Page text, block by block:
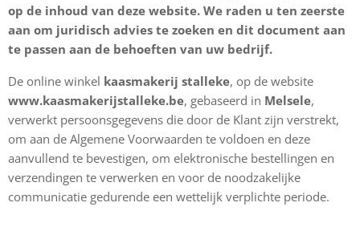
op de inhoud van deze website. We raden u ten zeerste
aan om juridisch advies te zoeken en dit document aan
te passen aan de behoeften van uw bedrijf.
De online winkel kaasmakerij stalleke, op de website
www.kaasmakerijstalleke.be, gebaseerd in Melsele,
verwerkt persoonsgegevens die door de Klant zijn verstrekt,
om aan de Algemene Voorwaarden te voldoen en deze
aanvullend te bevestigen, om elektronische bestellingen en
verzendingen te verwerken en voor de noodzakelijke
communicatie gedurende een wettelijk verplichte periode.